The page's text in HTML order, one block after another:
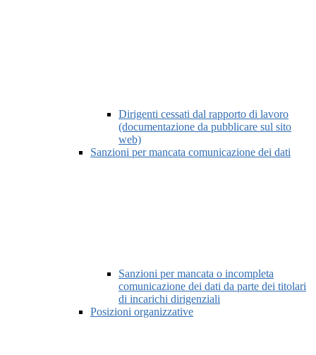
Dirigenti cessati dal rapporto di lavoro
(documentazione da pubblicare sul sito
web)
Sanzioni per mancata comunicazione dei dati
Sanzioni per mancata o incompleta
comunicazione dei dati da parte dei titolari
di incarichi dirigenziali
Posizioni organizzative